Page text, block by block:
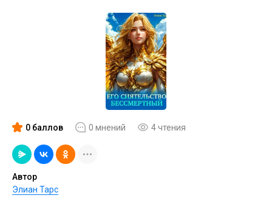
0 баллов 0 мнений 4 чтения
Автор
Элиан Тарс